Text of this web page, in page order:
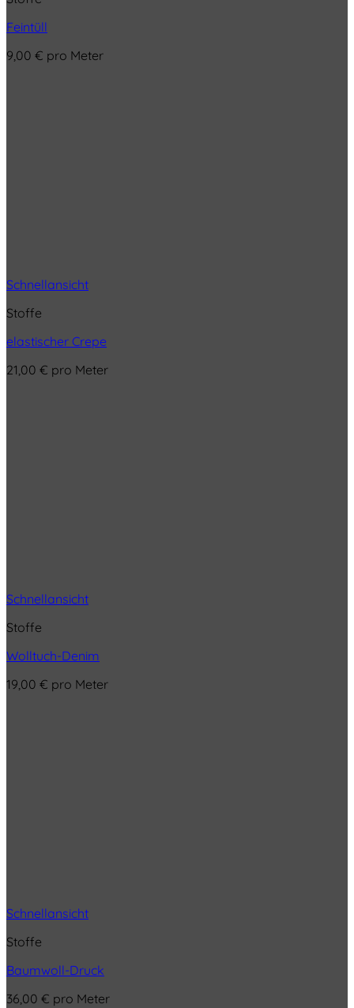
Feintüll
9,00 € pro Meter
Schnellansicht
Stoffe
elastischer Crepe
21,00 € pro Meter
Schnellansicht
Stoffe
Wolltuch-Denim
19,00 € pro Meter
Schnellansicht
Stoffe
Baumwoll-Druck
36,00 € pro Meter